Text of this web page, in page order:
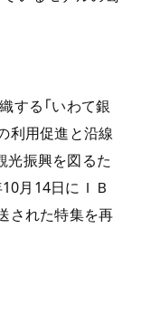
する「いわて銀
利用促進と沿線
光振興を図るた
月14日にＩＢ
された特集を再